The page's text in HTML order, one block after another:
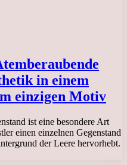
in einem
einzigen Motiv
ist eine besondere Art
einen einzelnen Gegenstand
der Leere hervorhebt.